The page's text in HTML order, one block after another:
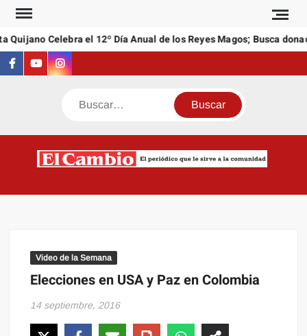
Saltar
contenido
Quijano Celebra el 12º Día Anual de los Reyes Magos; Busca
Facebook
YoutubeInstagram
Buscar
Video de la Semana
Elecciones en USA y Paz en Colombia
14 septiembre, 2016